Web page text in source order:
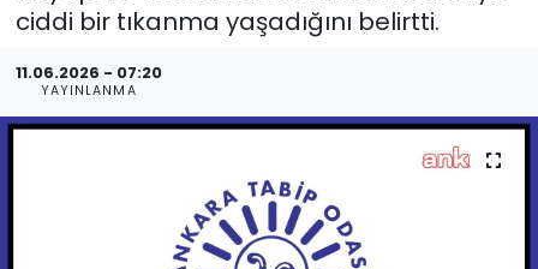
ciddi bir tıkanma yaşadığını belirtti.
11.06.2026 - 07:20
YAYINLANMA